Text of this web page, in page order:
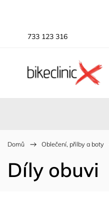
733 123 316
Domů / Oblečení, přilby a boty
Díly obuvi